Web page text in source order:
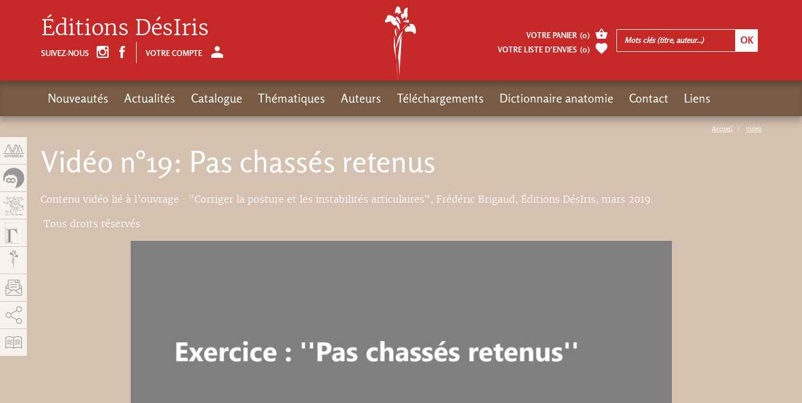
Accueil video
Vidéo n°19: Pas chassés retenus
Contenu vidéo lié à l’ouvrage : "Corriger la posture et les instabilités articulaires", Frédéric Brigaud, Éditions DésIris, mars 2019.
Tous droits réservés.
Éditions DésIris
SUIVEZ-NOUS VOTRE COMPTE
VOTRE PANIER (0)
VOTRE LISTE D’ENVIES (0)
Nouveautés Actualités Catalogue Thématiques Auteurs Téléchargements Dictionnaire anatomie Contact Liens